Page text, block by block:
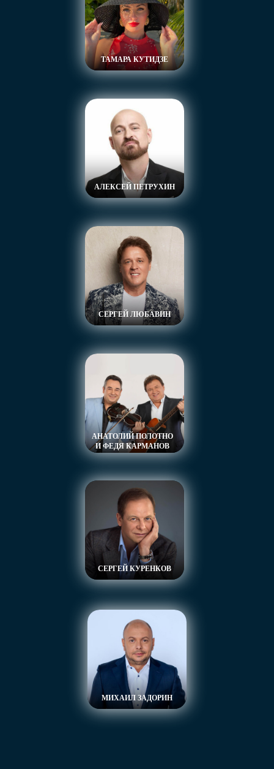
АЛЕКСЕЙ ПЕТРУХИН
СЕРГЕЙ КУРЕНКОВ
МИХАИЛ ЗАДОРИН
АНАТОЛИЙ ПОЛОТНО
И ФЕДЯ КАРМАНОВ
СЕРГЕЙ ЛЮБАВИН
ТАМАРА КУТИДЗЕ
Целую неделю вы будете наслаждаться
встречами с артистами «Радио Шансон»,
многочасовыми концертами и любимыми
песнями.
26 октября. Концерт звёзд шансона.
27 октября. Концерт звёзд шансона.
28 октября. Концерт звёзд шансона.
29 октября. Гала-концерт. Закрытие